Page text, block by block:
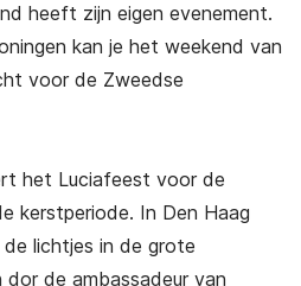
heeft zijn eigen evenement.
kan je het weekend van
voor de Zweedse
het Luciafeest voor de
kerstperiode. In Den Haag
lichtjes in de grote
de ambassadeur van